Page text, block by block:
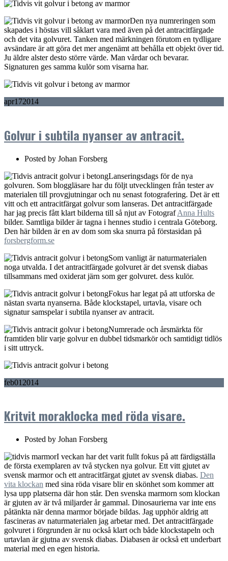
Den nya numreringen som
skapades i höstas vill såklart vara med även på det antracitfärgade
och det vita golvuret. Tanken med märkningen förutom en tydligare
avsändare är att göra det mer angenämt att behålla ett objekt över tid.
Ju äldre alster desto större värde. Man vårdar och bevarar.
Signaturen ges samma kulör som visarna har.
apr172014
Golvur i subtila nyanser av antracit.
Posted by Johan Forsberg
Lanseringsdags för de nya
golvuren. Som bloggläsare har du följt utvecklingen från tester av
materialen till provgjutningar och nu senast fotografering. Det är ett
vitt och ett antracitfärgat golvur som lanseras. Det antracitfärgade
har jag precis fått klart bilderna till så njut av FotografAnna Hults
bilder. Samtliga bilder är tagna i hennes studio i centrala Göteborg.
Den här bilden är en av dom som ska snurra på förstasidan på
forsbergform.se
Som vanligt är naturmaterialen
noga utvalda. I det antracitfärgade golvuret är det svensk diabas
tillsammans med oxiderat järn som ger golvuret. dess kulör.
Fokus har legat på att utforska de
nästan svarta nyanserna. Både klockstapel, urtavla, visare och
signatur samspelar i subtila nyanser av antracit.
Numrerade och årsmärkta för
framtiden blir varje golvur en dubbel tidsmarkör och samtidigt tidlös
i sitt uttryck.
feb01 2014
Kritvit moraklocka med röda visare.
Posted by Johan Forsberg
I veckan har det varit fullt fokus på att färdigställa
de första exemplaren av två stycken nya golvur. Ett vitt gjutet av
svensk marmor och ett antracitfärgat gjutet av svensk diabas. Den
vita klockan med sina röda visare blir en skönhet som kommer att
lysa upp platserna där hon står. Den svenska marmorn som klockan
är gjuten av är två miljarder år gammal. Dinosaurierna var inte ens
påtänkta när denna marmor började bildas. Jag upphör aldrig att
fascineras av naturmaterialen jag arbetar med. Det antracitfärgade
golvuret i förgrunden är nu också klart och både klockstapeln och
urtavlan är gjutna av svensk diabas. Diabasen är också ett underbart
material med en egen historia.